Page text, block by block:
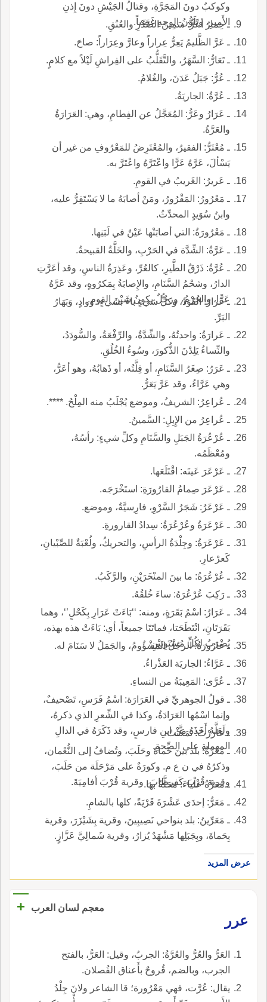
وكوكبٌ دونَ المَجَرَّةِ، وقتالُ الجَيْشِ دونَ إِذنِ
الأَميرِ، وتَلَوُّنُ الوجهِ غَضَباً.
ـ حِمارٌ أعَرُّ: سَمِينُ الصَّدْرِ والعُنُقِ.
ـ عَرَّ الظَّليمُ يَعِرُّ عِراراً وعارَّ وعِرَاراً: صاحَ.
ـ تَعَارُّ: السَّهَرُ، والتَّقَلُّبُ على الفِراشِ لَيْلاً مع كلامٍ.
ـ عُرُّ: جَبَلُ عَدَنَ، والغُلامُ.
ـ عُرَّةُ: الجاريَةُ.
ـ عَرَارُ وعَرُّ: المُعَجَّلُ عن الفِطامِ، وهي: العَرَارَةُ
والعَرَّةُ.
ـ مُعْتَرُّ: الفقيرُ، والمُعْتَرِضُ للمَعْرُوفِ من غير أن
يَسْألَ، عَرَّهُ عَرًّا واعْتَرَّهُ واعْتَرَّ به.
ـ عَريرُ: الغَريبُ في القومِ.
ـ مَعْرُورُ: المَقْرُورُ، ومَنْ أصابَهُ ما لا يَسْتَقِرُّ عليه،
وابنُ سُوَيدٍ المحدِّثُ.
ـ مَعْرُورَةُ: التي أصابَتْها عَيْنٌ في لَبَنِها.
ـ عَرَّةُ: الشِّدَّة في الحَرْبِ، والخَلَّةُ القبيحةُ.
ـ عُرَّةُ: ذَرْقُ الطَّيرِ، كالعُرِّ، وعَذِرَةُ الناسِ، وقد أعَرَّتِ
الدارُ، وشحْمُ السَّنَامِ، والإِصابَةُ بِمَكرُوهٍ، وقد عَرَّهُ
عَرًّا، والجُرْمُ، ورجُلٌ يكونُ شَيْنَ القومِ.
ـ عَرارُ: القَوَدُ، وكلُّ شيءٍ باءَ بشيءٍ، ووادٍ، وَبَهَارُ
البَرِّ.
ـ عَرارَةُ: واحدتُهُ، والشِّدَّةُ، والرِّفْعَةُ، والسُّودَدُ،
والنِّساءُ يَلِدْنَ الذُّكورَ، وسُوءُ الخُلُقِ.
ـ عَرَرُ: صِغَرُ السَّنَامِ، أو قِلَّتُه، أو ذَهابُهُ، وهو أعَرُّ،
وهي عَرَّاءُ، وقد عَرَّ يَعَرُّ.
ـ عُراعِرُ: الشريفُ، وموضع يُجْلَبُ منه المِلْحُ. ****.
ـ عُراعِرُ من الإِبِلِ: السَّمينُ.
ـ عُرْعُرَةُ الجَبَلِ والسَّنَامِ وكلِّ شيءٍ: رأسُهُ،
ومُعْظَمُه.
ـ عَرْعَرَ عَينَه: اقْتَلَعَها.
ـ عَرْعَرَ صِمامُ القارُورَةِ: استَخْرَجَه.
ـ عَرْعَرُ: شَجَرُ السَّرْوِ، فارِسيَّةٌ، وموضع.
ـ عَرْعَرَةُ وعُرْعُرَةُ: سِدادُ القارورةِ.
ـ عَرْعَرَةُ: وجِلْدَةُ الرأسِ، والتحريكُ، ولُعْبَةٌ للصِّبْيانِ،
كَعرْعارِ.
ـ عُرْعُرَةُ: ما بينَ المنْخَرَيْنِ، والرَّكَبُ.
ـ رَكِبَ عُرْعُرَهُ: ساءَ خُلقُهُ.
ـ عَرَارُ: اسْمُ بَقَرَةٍ، ومنه: ‘‘بَاءَتْ عَرَارِ بِكَحْلٍ’‘، وهما
بَقَرَتَانِ، انْتَطَحَتا، فماتَتَا جميعاً، أي: بَاءَتْ هذه بهذه،
يُضْرَبُ لكُلِّ مُسْتَوِيَيْنِ.
ـ عارُورَةُ: الرجُلُ المَشْؤُومُ، والجَمَلُ لا سَنَامَ له.
ـ عَرَّاءُ: الجاريَة العَذْراءُ.
ـ عُرَّى: المَعِيبَةُ من النساءِ.
ـ قولُ الجوهريِّ في العَرَارَة: اسْمُ فَرَسِ، تَصْحيفٌ،
وإنما اسْمُها العَرَادَةُ، وكذا في الشِّعرِ الذي ذكرهُ،
ولَعَلَّهُ أَخَذَهُ من ابنِ فارسٍ، وقد ذَكَرَهُ في الدالِ
المهملةِ على الصِّحةِ.
ـ عارَرْتُ: تَمَكَّثْتُ.
ـ مَعَرَّةُ: بلد بينَ حَماةَ وحَلَبَ، وتُضافُ إلى النُّعْمان،
وذكرُهُ في ن ع م. وكورَةٌ على مَرْحَلَة من حَلَبَ،
وقرية قُرْبَ كَفرطابَ، وقرية قُرْبَ أفامِيَةَ.
ـ مَعَرَّةُ علْياءَ: مَحَلَّةٌ بها.
ـ مَعَرُّ: إحدَى عَشْرَةَ قَرْيَةً، كلها بالشامِ.
ـ مَعَرِّينُ: بلد بنواحي نَصِيبِينَ، وقرية بِشَيْزَرَ، وقرية
بِحَماةَ، وبِجَبَلِها مَشْهَدٌ يُزارُ، وقرية شَمالِيَّ عَزَّازٍ.
عرض المزيد
معجم لسان العرب
+
عرر
العَرُّ والعُرُّ والعُرَّةُ: الجربُ، وقيل: العَرُّ، بالفتح
الجرب، وبالضم، قُروحٌ بأَعناق الفُصلان.
يقال: عُرَّت، فهي مَعْرُورة؛ قا الشاعر ولانَ جِلْدُ